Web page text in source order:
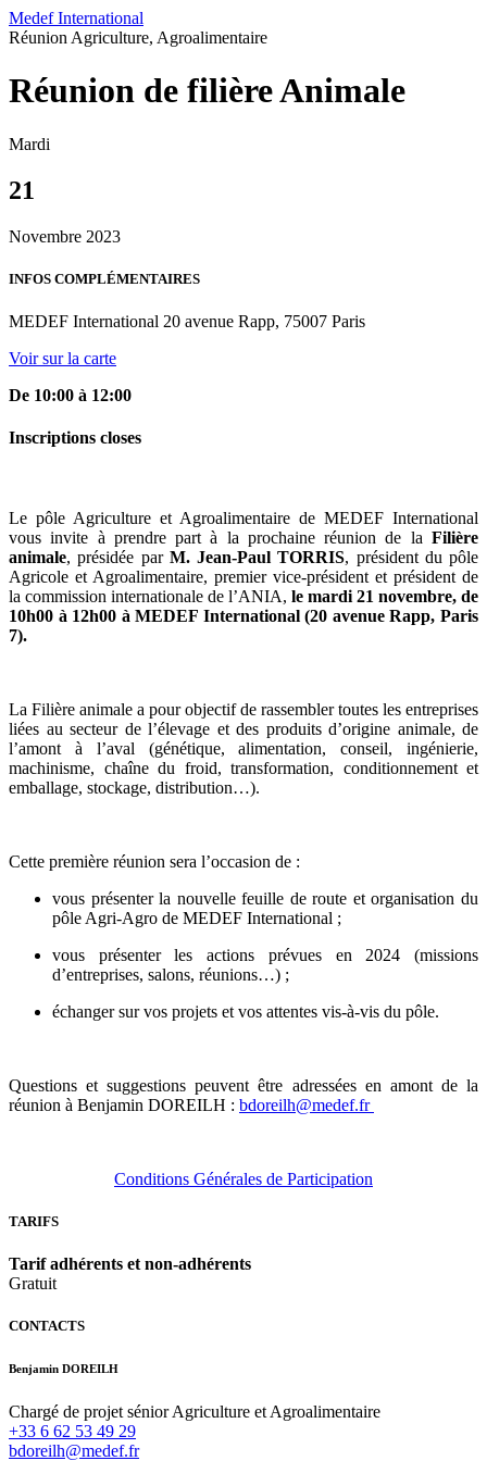
Medef International
Réunion Agriculture, Agroalimentaire
Réunion de filière Animale
Mardi
21
Novembre 2023
INFOS COMPLÉMENTAIRES
MEDEF International 20 avenue Rapp, 75007 Paris
Voir sur la carte
De 10:00 à 12:00
Inscriptions closes
Le pôle Agriculture et Agroalimentaire de MEDEF International
vous invite à prendre part à la prochaine réunion de la Filière
animale, présidée par M. Jean-Paul TORRIS, président du pôle
Agricole et Agroalimentaire, premier vice-président et président de
la commission internationale de l’ANIA, le mardi 21 novembre, de
10h00 à 12h00 à MEDEF International (20 avenue Rapp, Paris
7).
La Filière animale a pour objectif de rassembler toutes les entreprises
liées au secteur de l’élevage et des produits d’origine animale, de
l’amont à l’aval (génétique, alimentation, conseil, ingénierie,
machinisme, chaîne du froid, transformation, conditionnement et
emballage, stockage, distribution…).
Cette première réunion sera l’occasion de :
vous présenter la nouvelle feuille de route et organisation du
pôle Agri-Agro de MEDEF International ;
vous présenter les actions prévues en 2024 (missions
d’entreprises, salons, réunions…) ;
échanger sur vos projets et vos attentes vis-à-vis du pôle.
Questions et suggestions peuvent être adressées en amont de la
réunion à Benjamin DOREILH : bdoreilh@medef.fr
Conditions Générales de Participation
TARIFS
Tarif adhérents et non-adhérents
Gratuit
CONTACTS
Benjamin DOREILH
Chargé de projet sénior Agriculture et Agroalimentaire
+33 6 62 53 49 29
bdoreilh@medef.fr